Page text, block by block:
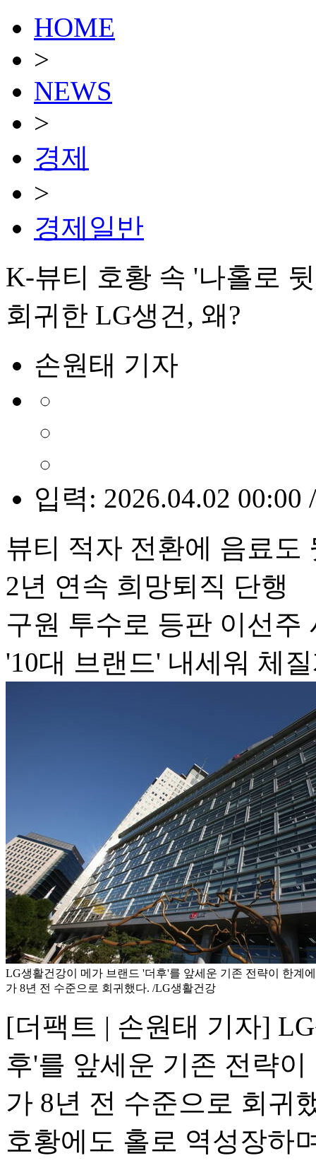
HOME
>
NEWS
>
경제
>
경제일반
K-뷰티 호황 속 '나홀로
회귀한 LG생건, 왜?
손원태 기자
입력: 2026.04.02 00:00
뷰티 적자 전환에 음료도
2년 연속 희망퇴직 단행
구원 투수로 등판 이선주
'10대 브랜드' 내세워 체
LG생활건강이 메가 브랜드 '더후'를 앞세운 기존 전략이 한계
가 8년 전 수준으로 회귀했다. /LG생활건강
[더팩트 | 손원태 기자]
후'를 앞세운 기존 전략
가 8년 전 수준으로 회귀
호황에도 홀로 역성장하